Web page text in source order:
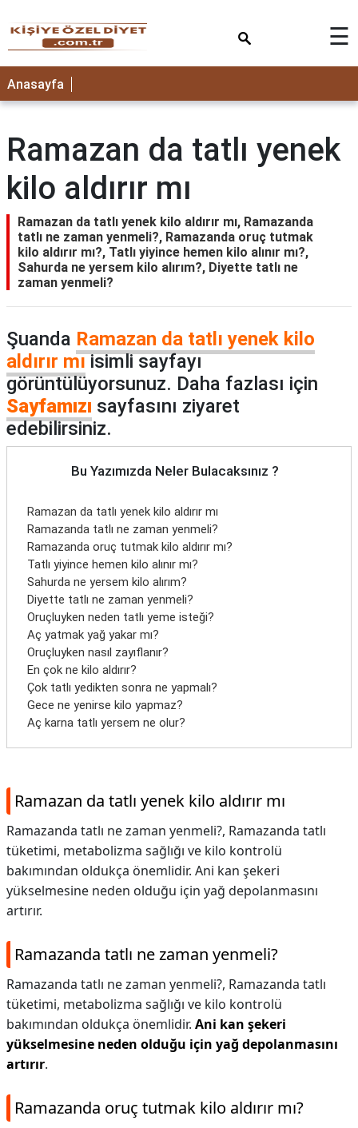
ANASAYFA
☰
Anasayfa
Ramazan da tatlı yenek
kilo aldırır mı
Ramazan da tatlı yenek kilo aldırır mı, Ramazanda
tatlı ne zaman yenmeli?, Ramazanda oruç tutmak
kilo aldırır mı?, Tatlı yiyince hemen kilo alınır mı?,
Sahurda ne yersem kilo alırım?, Diyette tatlı ne
zaman yenmeli?
Şuanda Ramazan da tatlı yenek kilo
aldırır mıisimli sayfayı
görüntülüyorsunuz. Daha fazlası için
Sayfamızı sayfasını ziyaret
edebilirsiniz.
Bu Yazımızda Neler Bulacaksınız ?
Ramazan da tatlı yenek kilo aldırır mı
Ramazanda tatlı ne zaman yenmeli?
Ramazanda oruç tutmak kilo aldırır mı?
Tatlı yiyince hemen kilo alınır mı?
Sahurda ne yersem kilo alırım?
Diyette tatlı ne zaman yenmeli?
Oruçluyken neden tatlı yeme isteği?
Aç yatmak yağ yakar mı?
Oruçluyken nasıl zayıflanır?
En çok ne kilo aldırır?
Çok tatlı yedikten sonra ne yapmalı?
Gece ne yenirse kilo yapmaz?
Aç karna tatlı yersem ne olur?
Ramazan da tatlı yenek kilo aldırır mı
Ramazanda tatlı ne zaman yenmeli?, Ramazanda tatlı
tüketimi, metabolizma sağlığı ve kilo kontrolü
bakımından oldukça önemlidir. Ani kan şekeri
yükselmesine neden olduğu için yağ depolanmasını
artırır.
Ramazanda tatlı ne zaman yenmeli?
Ramazanda tatlı ne zaman yenmeli?, Ramazanda tatlı
tüketimi, metabolizma sağlığı ve kilo kontrolü
bakımından oldukça önemlidir. Ani kan şekeri
yükselmesine neden olduğu için yağ depolanmasını
artırır.
Ramazanda oruç tutmak kilo aldırır mı?